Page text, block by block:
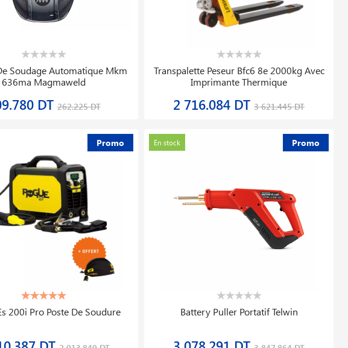
26 Coupe Bordures Bosch
DT210.227 DT
Poste De Soudage Monotig 220ip Ac/dc
Magmaweld
5 433.999 DT6 792.499 DT
Promo
D′air Kp500/5,5 400 V 500 L
Promo
En stock
Cle Dynamometrique